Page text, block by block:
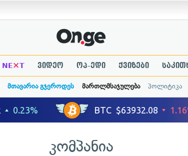
NE×T ვიდეო ოპ-ედი ქვიზები
მთავარია გჯეროდეს მართლმსაჯულება პოლიტიკა
კომპანია